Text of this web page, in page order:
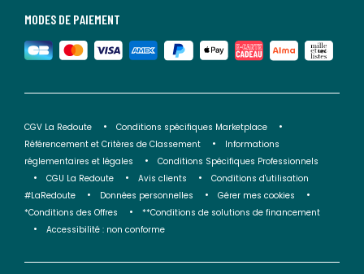
MODES DE PAIEMENT
CGV La Redoute
Conditions spécifiques Marketplace
Référencement et Critères de Classement
Informations
réglementaires et légales
Conditions Spécifiques Professionnels
CGU La Redoute
Avis clients
Conditions d'utilisation
#LaRedoute
Données personnelles
Gérer mes cookies
*Conditions des Offres
**Conditions de solutions de financement
Accessibilité : non conforme